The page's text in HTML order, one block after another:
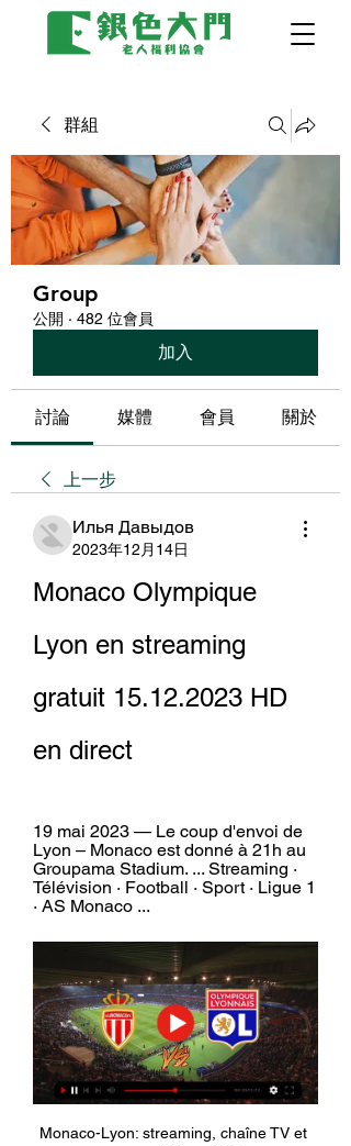
群組
Group
公開 · 482 位會員
加入
討論 媒體 會員 關於
上一步
Илья Давыдов
2023年12月14日
Monaco Olympique
Lyon en streaming
gratuit 15.12.2023 HD
en direct
19 mai 2023 — Le coup d'envoi de
Lyon – Monaco est donné à 21h au
Groupama Stadium. ... Streaming ·
Télévision · Football · Sport · Ligue 1
· AS Monaco ...
Monaco-Lyon: streaming, chaîne TV et